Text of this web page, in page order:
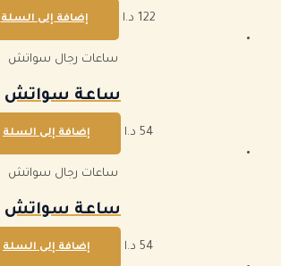
122 د.ا إضافة إلى السلة
ساعات رجال سواتش
ساعة سواتش
54 د.ا إضافة إلى السلة
ساعات رجال سواتش
ساعة سواتش
54 د.ا إضافة إلى السلة